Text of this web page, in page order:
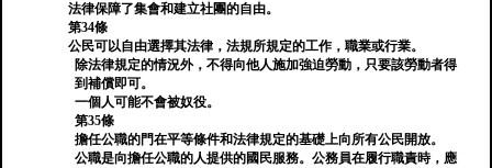
法律保障了集會和建立社團的自由。
第34條
公民可以自由選擇其法律，法規所規定的工作，職業或行業。
除法律規定的情況外，不得向他人施加強迫勞動，只要該勞動者得
到補償即可。
一個人可能不會被奴役。
第35條
擔任公職的門在平等條件和法律規定的基礎上向所有公民開放。
公職是向擔任公職的人提供的國民服務。公務員在履行職責時，應